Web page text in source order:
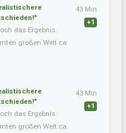
das Ergebnis.
großen Welt ca.
43 Min
+1
das Ergebnis.
großen Welt ca.
43 Min
+1